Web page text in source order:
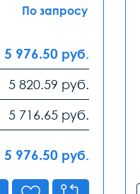
По запросу
5 976.50 руб.
5 820.59 руб.
5 716.65 руб.
5 976.50 руб.